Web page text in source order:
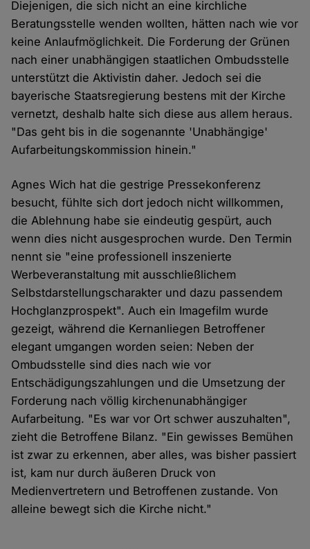
Diejenigen, die sich nicht an eine kirchliche
Beratungsstelle wenden wollten, hätten nach wie vor
keine Anlaufmöglichkeit. Die Forderung der Grünen
nach einer unabhängigen staatlichen Ombudsstelle
unterstützt die Aktivistin daher. Jedoch sei die
bayerische Staatsregierung bestens mit der Kirche
vernetzt, deshalb halte sich diese aus allem heraus.
"Das geht bis in die sogenannte 'Unabhängige'
Aufarbeitungskommission hinein."
Agnes Wich hat die gestrige Pressekonferenz
besucht, fühlte sich dort jedoch nicht willkommen,
die Ablehnung habe sie eindeutig gespürt, auch
wenn dies nicht ausgesprochen wurde. Den Termin
nennt sie "eine professionell inszenierte
Werbeveranstaltung mit ausschließlichem
Selbstdarstellungscharakter und dazu passendem
Hochglanzprospekt". Auch ein Imagefilm wurde
gezeigt, während die Kernanliegen Betroffener
elegant umgangen worden seien: Neben der
Ombudsstelle sind dies nach wie vor
Entschädigungszahlungen und die Umsetzung der
Forderung nach völlig kirchenunabhängiger
Aufarbeitung. "Es war vor Ort schwer auszuhalten",
zieht die Betroffene Bilanz. "Ein gewisses Bemühen
ist zwar zu erkennen, aber alles, was bisher passiert
ist, kam nur durch äußeren Druck von
Medienvertretern und Betroffenen zustande. Von
alleine bewegt sich die Kirche nicht."